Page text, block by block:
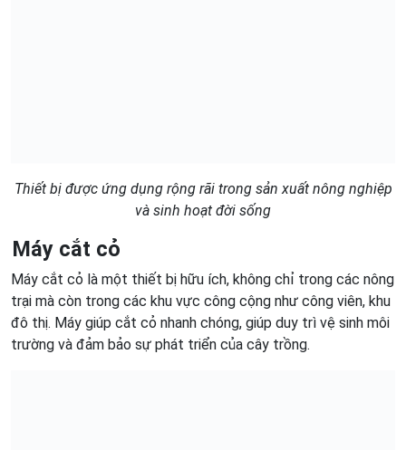
Thiết bị được ứng dụng rộng rãi trong sản xuất nông nghiệp
và sinh hoạt đời sống
Máy cắt cỏ
Máy cắt cỏ là một thiết bị hữu ích, không chỉ trong các nông
trại mà còn trong các khu vực công cộng như công viên, khu
đô thị. Máy giúp cắt cỏ nhanh chóng, giúp duy trì vệ sinh môi
trường và đảm bảo sự phát triển của cây trồng.